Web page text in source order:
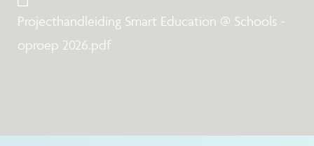
Projecthandleiding Smart Education @ Schools -
oproep 2026.pdf